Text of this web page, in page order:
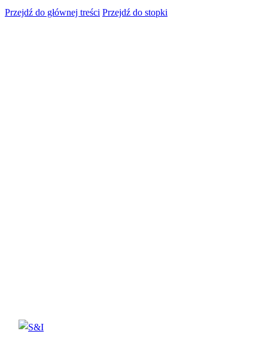
Przejdź do głównej treści Przejdź do stopki